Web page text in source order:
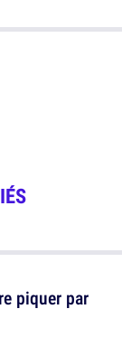
piquer par